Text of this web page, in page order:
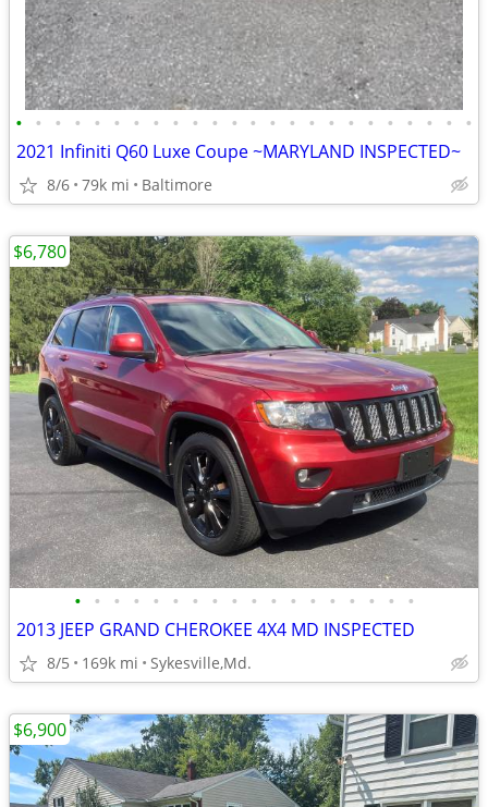
• • • • • • • • • • • • • • • • • • • • • • • •
2021 Infiniti Q60 Luxe Coupe ~MARYLAND INSPECTED~
8/6 79k mi Baltimore
• • • • • • • • • • • • • • • • • •
2013 JEEP GRAND CHEROKEE 4X4 MD INSPECTED
8/5 169k mi Sykesville,Md.
$6,780
$6,900